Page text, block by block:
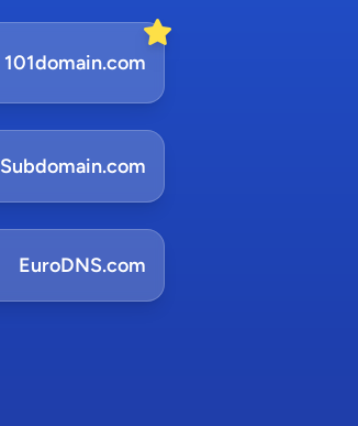
101domain.com
Subdomain.com
EuroDNS.com